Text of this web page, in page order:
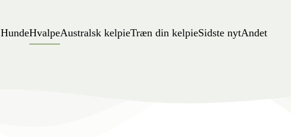
HundeHvalpeAustralsk kelpieTræn din kelpieSidste nytAndet